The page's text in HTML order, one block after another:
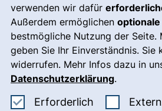
verwenden wir dafür
Außerdem ermöglichen
bestmögliche Nutzung der Seite.
geben Sie Ihr Einverständnis. Sie
widerrufen. Mehr Infos dazu in
Datenschutzerklärung.
Erforderlich
Leichte
Notfall
Impressum